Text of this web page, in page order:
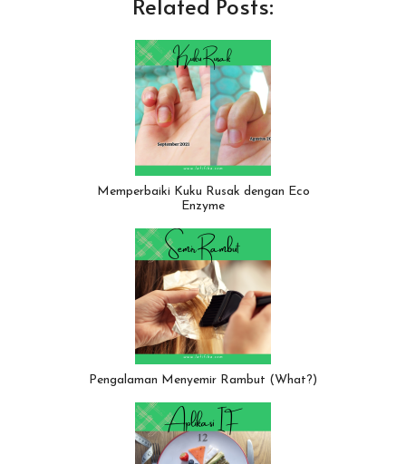
Memperbaiki Kuku Rusak dengan Eco
Enzyme
Pengalaman Menyemir Rambut (What?)